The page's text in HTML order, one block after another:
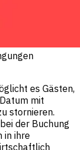
es Gästen,
mit
stornieren.
der Buchung
in ihre